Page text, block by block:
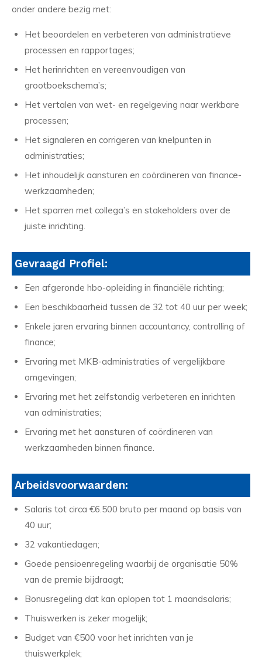
onder andere bezig met:
Het beoordelen en verbeteren van administratieve
processen en rapportages;
Het herinrichten en vereenvoudigen van
grootboekschema’s;
Het vertalen van wet- en regelgeving naar werkbare
processen;
Het signaleren en corrigeren van knelpunten in
administraties;
Het inhoudelijk aansturen en coördineren van finance-
werkzaamheden;
Het sparren met collega’s en stakeholders over de
juiste inrichting.
Gevraagd Profiel:
Een afgeronde hbo-opleiding in financiële richting;
Een beschikbaarheid tussen de 32 tot 40 uur per week;
Enkele jaren ervaring binnen accountancy, controlling of
finance;
Ervaring met MKB-administraties of vergelijkbare
omgevingen;
Ervaring met het zelfstandig verbeteren en inrichten
van administraties;
Ervaring met het aansturen of coördineren van
werkzaamheden binnen finance.
Arbeidsvoorwaarden:
Salaris tot circa €6.500 bruto per maand op basis van
40 uur;
32 vakantiedagen;
Goede pensioenregeling waarbij de organisatie 50%
van de premie bijdraagt;
Bonusregeling dat kan oplopen tot 1 maandsalaris;
Thuiswerken is zeker mogelijk;
Budget van €500 voor het inrichten van je
thuiswerkplek;